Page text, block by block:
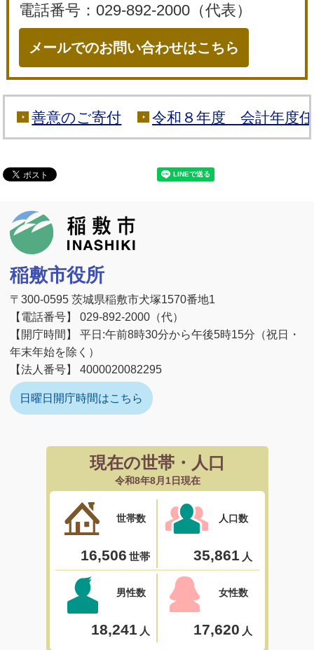
電話番号：029-892-2000（代表）
メールでのお問い合わせはこちら
善意のご寄付 令和８年度 会計年度
稲敷市役所
〒300-0595 茨城県稲敷市犬塚1570番地1
【電話番号】 029-892-2000（代）
【開庁時間】 平日:午前8時30分から午後5時15分（祝日・
年末年始を除く）
【法人番号】 4000020082295
日曜日開庁時間はこちら